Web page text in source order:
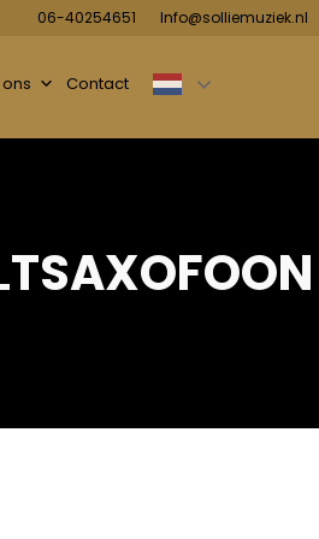
06-40254651 Info@solliemuziek.nl
Contact